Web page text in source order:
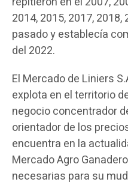
2014, 2015, 2017,
pasado y establecía
del 2022.
El Mercado de Liniers
explota en el territorio
negocio concentrador
orientador de los
encuentra en la
Mercado Agro
necesarias para su